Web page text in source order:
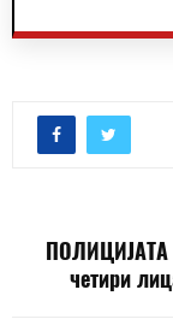
ПОЛИЦИЈАТА
четири